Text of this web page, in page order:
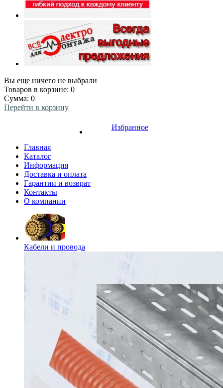
Вы еще ничего не выбрали
Товаров в корзине: 0
Сумма: 0
Перейти в корзину
Избранное
Главная
Каталог
Информация
Доставка и оплата
Гарантии и возврат
Контакты
О компании
Кабели и провода